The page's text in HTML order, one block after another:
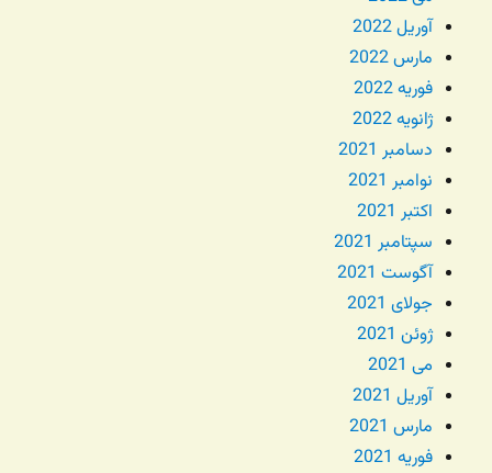
آوریل 2022
مارس 2022
فوریه 2022
ژانویه 2022
دسامبر 2021
نوامبر 2021
اکتبر 2021
سپتامبر 2021
آگوست 2021
جولای 2021
ژوئن 2021
می 2021
آوریل 2021
مارس 2021
فوریه 2021